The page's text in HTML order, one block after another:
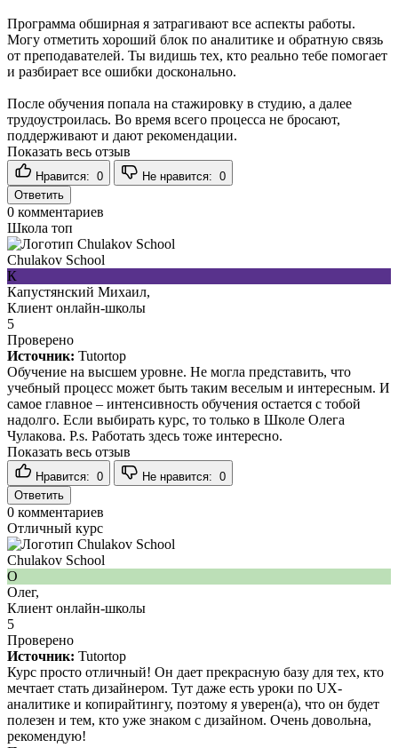
Программа обширная я затрагивают все аспекты работы.
Могу отметить хороший блок по аналитике и обратную связь
от преподавателей. Ты видишь тех, кто реально тебе помогает
и разбирает все ошибки досконально.
После обучения попала на стажировку в студию, а далее
трудоустроилась. Во время всего процесса не бросают,
поддерживают и дают рекомендации.
Показать весь отзыв
Нравится: 0 Не нравится: 0
Ответить
0 комментариев
Школа топ
Chulakov School
К
Капустянский Михаил,
Клиент онлайн-школы
5
Проверено
Источник: Tutortop
Обучение на высшем уровне. Не могла представить, что
учебный процесс может быть таким веселым и интересным. И
самое главное – интенсивность обучения остается с тобой
надолго. Если выбирать курс, то только в Школе Олега
Чулакова. P.s. Работать здесь тоже интересно.
Показать весь отзыв
Нравится: 0 Не нравится: 0
Ответить
0 комментариев
Отличный курс
Chulakov School
О
Олег,
Клиент онлайн-школы
5
Проверено
Источник: Tutortop
Курс просто отличный! Он дает прекрасную базу для тех, кто
мечтает стать дизайнером. Тут даже есть уроки по UX-
аналитике и копирайтингу, поэтому я уверен(а), что он будет
полезен и тем, кто уже знаком с дизайном. Очень довольна,
рекомендую!